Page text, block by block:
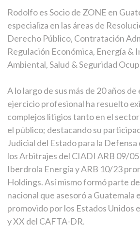
Rodolfo es Socio de ZONE en
especializa en las áreas de
Derecho Público, Contratación
Regulación Económica, Energía
Ambiental, Salud & Seguridad
A lo largo de sus más de 20 años
ejercicio profesional ha resuelto
complejos litigios tanto en el
el público; destacando su
Judicial del Estado para la Defensa
los Arbitrajes del CIADI ARB 09/
Iberdrola Energía y ARB 10/23
Holdings. Así mismo formó parte
nacional que asesoró a Guatemala
promovido por los Estados Unidos
y XX del CAFTA-DR.